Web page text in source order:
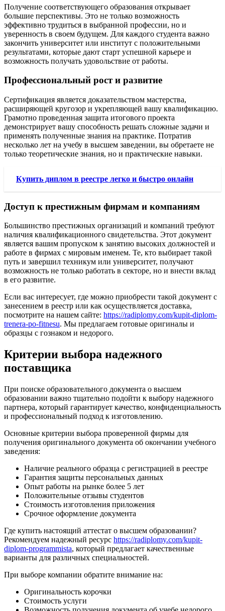
Получение соответствующего образования открывает
большие перспективы. Это не только возможность
эффективно трудиться в выбранной профессии, но и
уверенность в своем будущем. Для каждого студента важно
закончить университет или институт с положительными
результатами, которые дают старт успешной карьере и
возможность получать удовольствие от работы.
Профессиональный рост и развитие
Сертификация является доказательством мастерства,
расширяющей кругозор и укрепляющей вашу квалификацию.
Грамотно проведенная защита итогового проекта
демонстрирует вашу способность решать сложные задачи и
применять полученные знания на практике. Потратив
несколько лет на учебу в высшем заведении, вы обретаете не
только теоретические знания, но и практические навыки.
Купить диплом в реестре легко и быстро онлайн
Доступ к престижным фирмам и компаниям
Большинство престижных организаций и компаний требуют
наличия квалификационного свидетельства. Этот документ
является вашим пропуском к занятию высоких должностей и
работе в фирмах с мировым именем. Те, кто выбирает такой
путь и завершил техникум или университет, получают
возможность не только работать в секторе, но и внести вклад
в его развитие.
Если вас интересует, где можно приобрести такой документ с
занесением в реестр или как осуществляется доставка,
посмотрите на нашем сайте: https://radiplomy.com/kupit-diplom-
trenera-po-fitnesu. Мы предлагаем готовые оригиналы и
образцы с гознаком и недорого.
Критерии выбора надежного
поставщика
При поиске образовательного документа о высшем
образовании важно тщательно подойти к выбору надежного
партнера, который гарантирует качество, конфиденциальность
и профессиональный подход к изготовлению.
Основные критерии выбора проверенной фирмы для
получения оригинального документа об окончании учебного
заведения:
Наличие реального образца с регистрацией в реестре
Гарантия защиты персональных данных
Опыт работы на рынке более 5 лет
Положительные отзывы студентов
Стоимость изготовления приложения
Срочное оформление документа
Где купить настоящий аттестат о высшем образовании?
Рекомендуем надежный ресурс https://radiplomy.com/kupit-
diplom-programmista, который предлагает качественные
варианты для различных специальностей.
При выборе компании обратите внимание на:
Оригинальность корочки
Стоимость услуги